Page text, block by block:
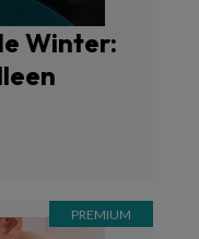
Winter: